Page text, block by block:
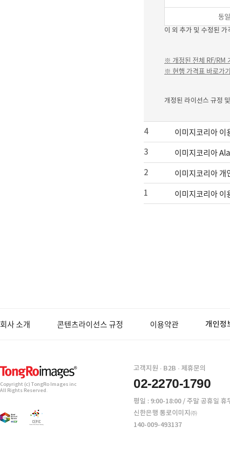
동
이 외 추가 및 수정된
※ 개정된 전체 RF/RM
※ 현행 가격표 바로가
개정된 라이선스 규정
4 이미지코리아 이
3 이미지코리아
2 이미지코리아 개
1 이미지코리아 이
회사 소개 콘텐츠라이선스 규정 이용약관 개인정
Copyright (c) TongRo Images inc
All Rights Reserved.
고객지원 · B2B · 제휴문의
02-2270-1790
평일 : 9:00-18:00 / 주말 공휴일 휴
신한은행 통로이미지㈜
140-009-493137